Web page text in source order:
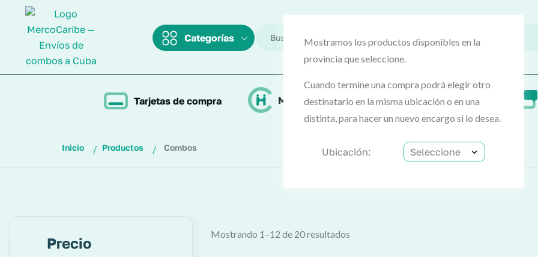
Mostramos los productos disponibles en la
provincia que seleccione.
Cuando termine una compra podrá elegir otro
destinatario en la misma ubicación o en una
distinta, para hacer un nuevo encargo si lo desea.
Ubicación:
Categorías
Tarjetas de compra MercoCash Preguntas frecuentes
Inicio Productos Combos
Mostrando 1–12 de 20 resultados
Precio